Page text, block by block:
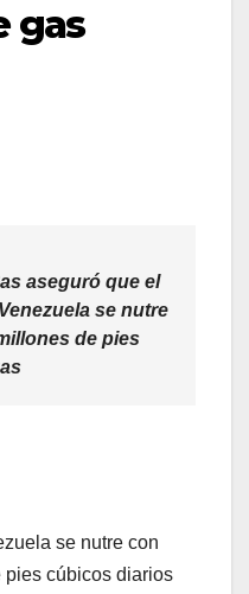
gas
aseguró que el
se nutre
de pies
se nutre con
pies cúbicos diarios